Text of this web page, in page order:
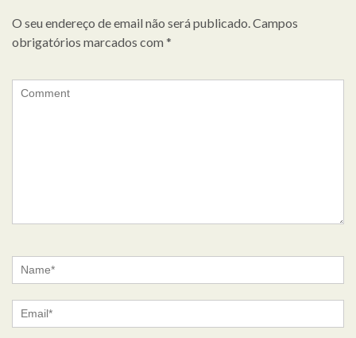
O seu endereço de email não será publicado. Campos
obrigatórios marcados com *